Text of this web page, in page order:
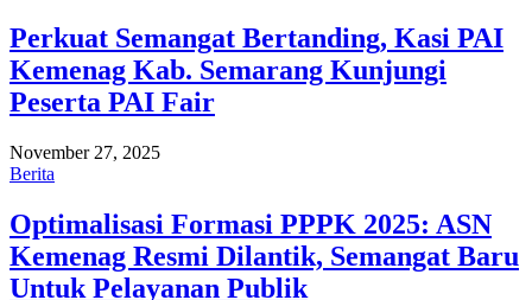
Perkuat Semangat Bertanding, Kasi PAI
Kemenag Kab. Semarang Kunjungi
Peserta PAI Fair
November 27, 2025
Berita
Optimalisasi Formasi PPPK 2025: ASN
Kemenag Resmi Dilantik, Semangat Baru
Untuk Pelayanan Publik